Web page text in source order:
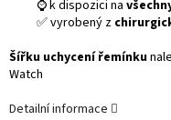
⌚ k dispozici na
✅ vyrobený z
Šířku uchycení řemínku
Watch
Detailní informace